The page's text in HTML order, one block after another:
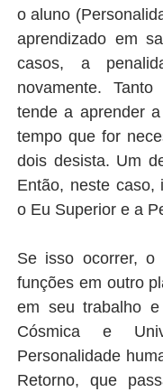
o aluno
aprendizado em
casos, a
novamente.
tende a aprender
tempo que for
dois desista. Um
Então, neste caso,
o Eu Superior e a
Se isso ocorrer, o
funções em outro
em seu trabalho
Cósmica e
Personalidade
Retorno, que